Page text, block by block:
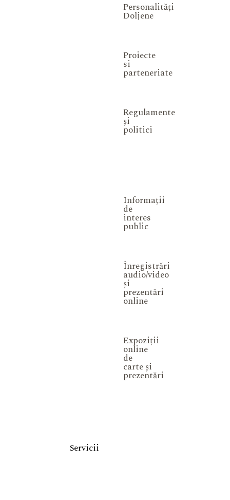
Personalități
Doljene
Proiecte
si
parteneriate
Regulamente
și
politici
Informații
de
interes
public
Înregistrări
audio/video
și
prezentări
online
Expoziții
online
de
carte și
prezentări
Servicii